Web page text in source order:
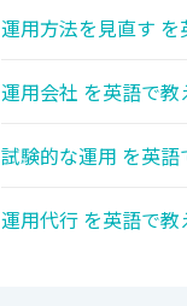
運用方法を見直す
運用会社 を英語で教
試験的な運用 を英語
運用代行 を英語で教